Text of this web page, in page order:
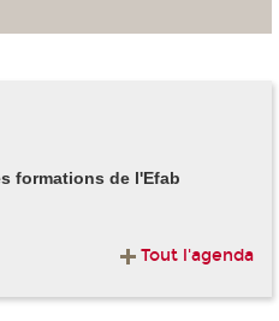
formations de l'Efab
Tout l'agenda